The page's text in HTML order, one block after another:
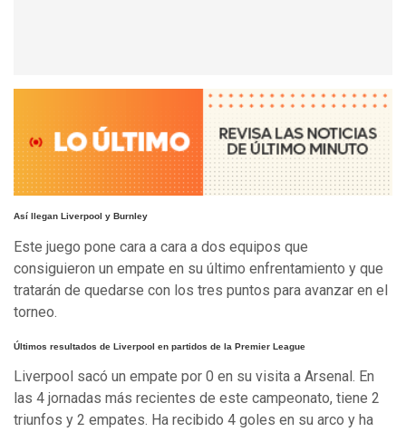
Así llegan Liverpool y Burnley
Este juego pone cara a cara a dos equipos que
consiguieron un empate en su último enfrentamiento y que
tratarán de quedarse con los tres puntos para avanzar en el
torneo.
Últimos resultados de Liverpool en partidos de la Premier League
Liverpool sacó un empate por 0 en su visita a Arsenal. En
las 4 jornadas más recientes de este campeonato, tiene 2
triunfos y 2 empates. Ha recibido 4 goles en su arco y ha